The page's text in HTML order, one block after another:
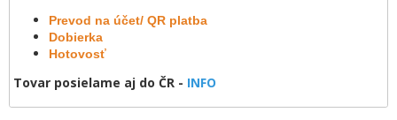
Prevod na účet/ QR platba
Dobierka
Hotovosť
Tovar posielame aj do ČR - INFO